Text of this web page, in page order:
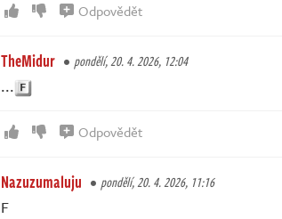
Odpovědět
TheMidur pondělí, 20. 4. 2026, 12:04
...
Odpovědět
Nazuzumaluju pondělí, 20. 4. 2026, 11:16
F